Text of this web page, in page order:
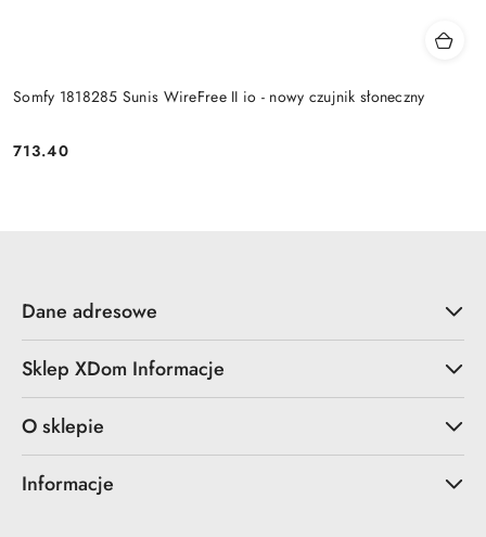
Somfy 1818285 Sunis WireFree II io - nowy czujnik słoneczny
Cena:
713.40
Dane adresowe
Sklep XDom Informacje
O sklepie
Informacje